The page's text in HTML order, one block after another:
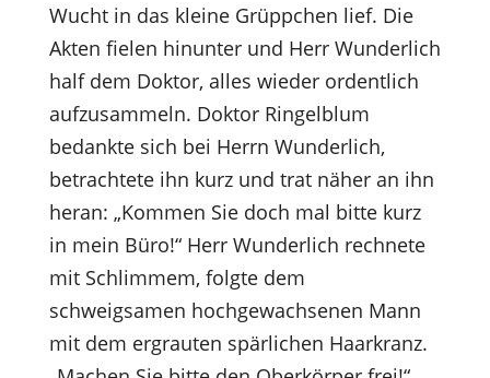
Wucht in das kleine Grüppchen lief. Die
Akten fielen hinunter und Herr Wunderlich
half dem Doktor, alles wieder ordentlich
aufzusammeln. Doktor Ringelblum
bedankte sich bei Herrn Wunderlich,
betrachtete ihn kurz und trat näher an ihn
heran: „Kommen Sie doch mal bitte kurz
in mein Büro!“ Herr Wunderlich rechnete
mit Schlimmem, folgte dem
schweigsamen hochgewachsenen Mann
mit dem ergrauten spärlichen Haarkranz.